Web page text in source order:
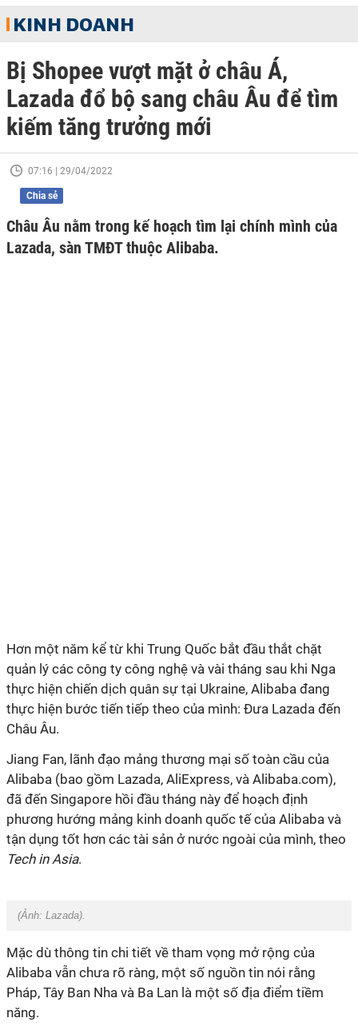
KINH DOANH
Bị Shopee vượt mặt ở châu Á,
Lazada đổ bộ sang châu Âu để tìm
kiếm tăng trưởng mới
07:16 | 29/04/2022
Chia sẻ
Châu Âu nằm trong kế hoạch tìm lại chính mình của
Lazada, sàn TMĐT thuộc Alibaba.
Hơn một năm kể từ khi Trung Quốc bắt đầu thắt chặt
quản lý các công ty công nghệ và vài tháng sau khi Nga
thực hiện chiến dịch quân sự tại Ukraine, Alibaba đang
thực hiện bước tiến tiếp theo của mình: Đưa Lazada đến
Châu Âu.
Jiang Fan, lãnh đạo mảng thương mại số toàn cầu của
Alibaba (bao gồm Lazada, AliExpress, và Alibaba.com),
đã đến Singapore hồi đầu tháng này để hoạch định
phương hướng mảng kinh doanh quốc tế của Alibaba và
tận dụng tốt hơn các tài sản ở nước ngoài của mình, theo
Tech in Asia.
(Ảnh: Lazada).
Mặc dù thông tin chi tiết về tham vọng mở rộng của
Alibaba vẫn chưa rõ ràng, một số nguồn tin nói rằng
Pháp, Tây Ban Nha và Ba Lan là một số địa điểm tiềm
năng.